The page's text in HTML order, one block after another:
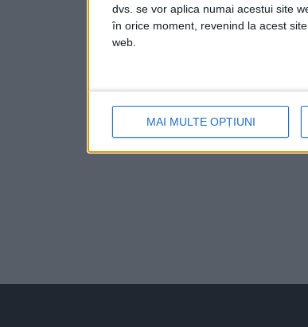
dvs. se vor aplica numai acestui site
în orice moment, revenind la acest
web.
MAI MULTE OPȚIUNI